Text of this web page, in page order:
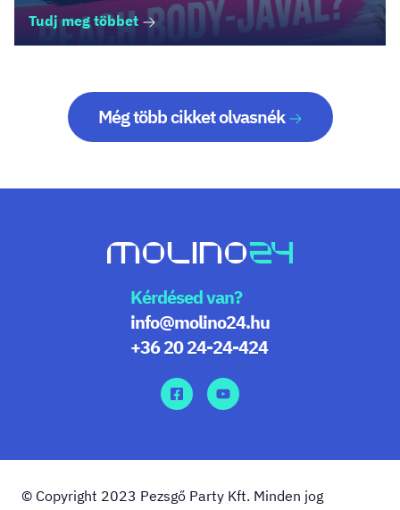
Tudj meg többet
Még több cikket olvasnék
Kérdésed van?
info@molino24.hu
+36 20 24-24-424
© Copyright 2023 Pezsgő Party Kft. Minden jog